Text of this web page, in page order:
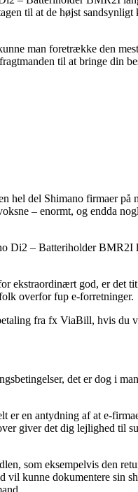
til at de højst sandsynligt
man foretrække den
til at bringe din
hel del Shimano firmaer på
– enormt, og endda
Di2 – Batteriholder BMR2I
ekstraordinært god, er det
overfor fup e-forretninger.
fra fx ViaBill, hvis du
det er dog i
er en antydning af at e-
giver det dig lejlighed til
som eksempelvis den
vil kunne dokumentere sin